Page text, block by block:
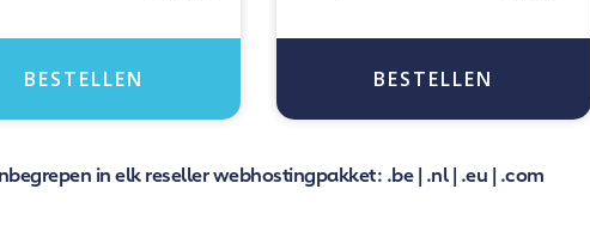
BESTELLEN BESTELLEN
in elk reseller webhostingpakket: .be| .nl| .eu | .com